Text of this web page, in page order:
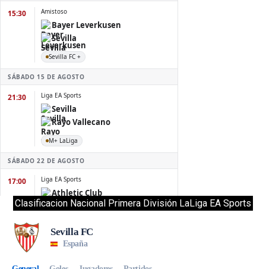
Clasificacion Nacional Primera División LaLiga EA Sports